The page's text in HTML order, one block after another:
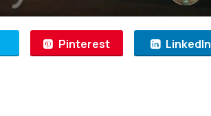
Pinterest LinkedIn